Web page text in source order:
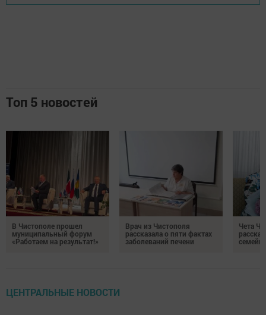
Топ 5 новостей
В Чистополе прошел
муниципальный форум
«Работаем на результат!»
Врач из Чистополя
рассказала о пяти фактах
заболеваний печени
Чета
ЦЕНТРАЛЬНЫЕ НОВОСТИ